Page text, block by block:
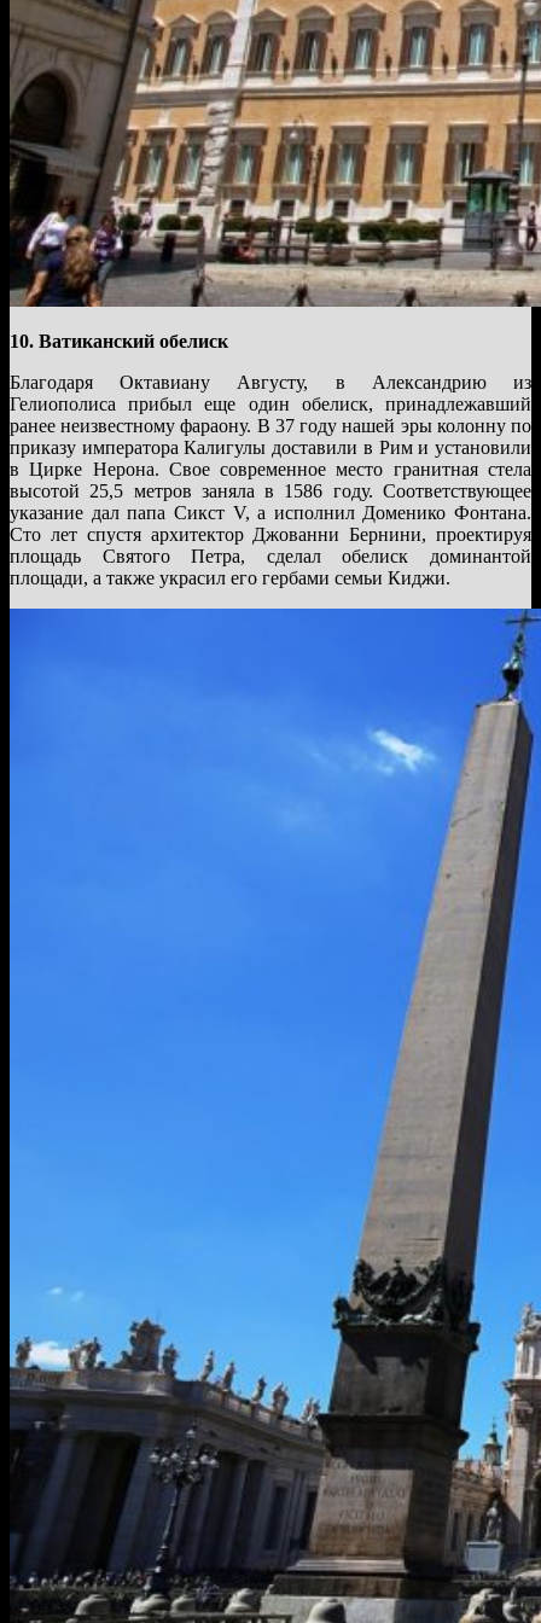
10. Ватиканский обелиск
Благодаря Октавиану Августу, в Александрию из
Гелиополиса прибыл еще один обелиск, принадлежавший
ранее неизвестному фараону. В 37 году нашей эры колонну по
приказу императора Калигулы доставили в Рим и установили
в Цирке Нерона. Свое современное место гранитная стела
высотой 25,5 метров заняла в 1586 году. Соответствующее
указание дал папа Сикст V, а исполнил Доменико Фонтана.
Сто лет спустя архитектор Джованни Бернини, проектируя
площадь Святого Петра, сделал обелиск доминантой
площади, а также украсил его гербами семьи Киджи.